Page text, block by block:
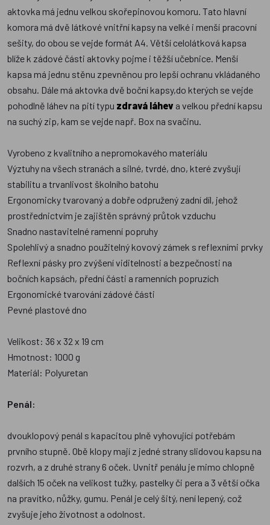
aktovka má jednu velkou skořepinovou komoru. Tato hlavní
komora má dvě látkové vnitřní kapsy na velké i menší pracovní
sešity, do obou se vejde formát A4. Větší celolátková kapsa
blíže k zádové části aktovky pojme i těžší učebnice. Menší
kapsa má jednu stěnu zpevněnou pro lepší ochranu vkládaného
obsahu. Dále má aktovka dvě boční kapsy,do kterých se vejde
pohodlně láhev na pití typu zdravá láhev a velkou přední kapsu
na suchý zip, kam se vejde např. Box na svačinu.
Vyrobeno z kvalitního a nepromokavého materiálu
Výztuhy na všech stranách a silné, tvrdé, dno, které zvyšují
stabilitu a trvanlivost školního batohu
Ergonomicky tvarovaný a dobře odpružený zadní díl, jehož
prostřednictvím je zajištěn správný průtok vzduchu
Snadno nastavitelné ramenní popruhy
Spolehlivý a snadno použitelný kovový zámek s reflexními prvky
Reflexní pásky pro zvýšení viditelnosti a bezpečnosti na
bočních kapsách, přední části a ramenních popruzích
Ergonomické tvarování zádové části
Pevné plastové dno
Velikost: 36 x 32 x 19 cm
Hmotnost: 1000 g
Materiál: Polyuretan
Penál:
dvouklopový penál s kapacitou plně vyhovující potřebám
prvního stupně. Obě klopy mají z jedné strany slidovou kapsu na
rozvrh, a z druhé strany 6 oček. Uvnitř penálu je mimo chlopně
dalších 15 oček na velikost tužky, pastelky či pera a 3 větší očka
na pravítko, nůžky, gumu. Penál je celý šitý, není lepený, což
zvyšuje jeho životnost a odolnost.